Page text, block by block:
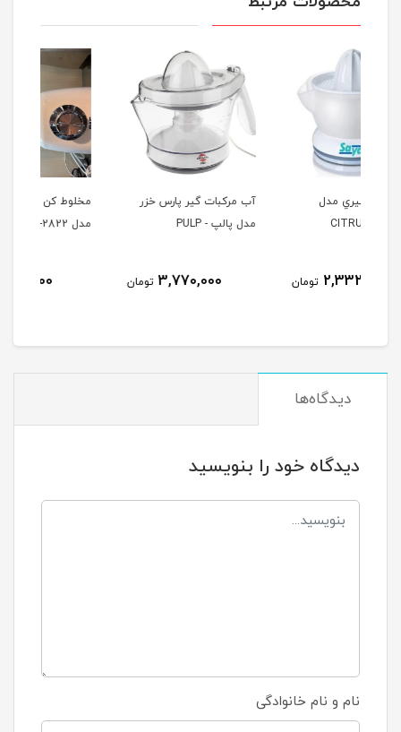
آب مرکبات گیر پارس خزر
مدل پالپ - PULP
3,770,000 تومان
مخلوط کن و آسیاب راف
مدل R-2822
4,000,000
دیدگاه‌ها
دیدگاه خود را بنویسید
نام و نام خانوادگی